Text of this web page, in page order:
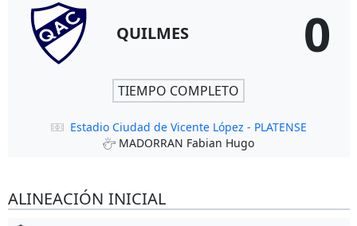
QUILMES 0
TIEMPO COMPLETO
Estadio Ciudad de Vicente López - PLATENSE
MADORRAN Fabian Hugo
ALINEACIÓN INICIAL